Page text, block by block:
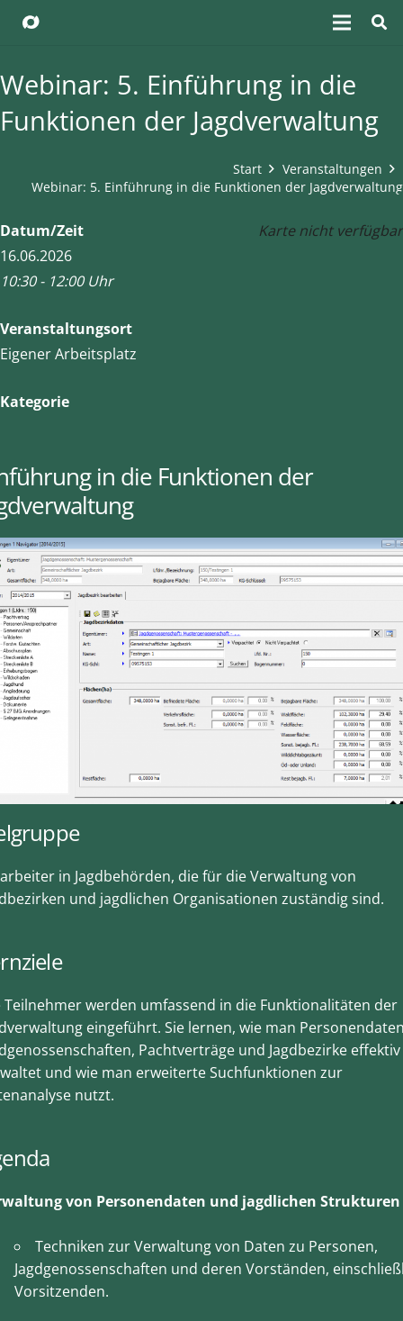
Webinar: 5. Einführung in die
Funktionen der Jagdverwaltung
Start
Veranstaltungen
Webinar: 5. Einführung in die Funktionen der Jagdverwaltung
Karte nicht verfügbar
Datum/Zeit
16.06.2026
10:30 - 12:00 Uhr
Veranstaltungsort
Eigener Arbeitsplatz
Kategorie
in die Funktionen der
in Jagdbehörden, die für die Verwaltung von
und jagdlichen Organisationen zuständig sind.
Teilnehmer werden umfassend in die Funktionalitäten der
eingeführt. Sie lernen, wie man
Pachtverträge und Jagdbezirke effektiv
und wie man erweiterte Suchfunktionen zur
nutzt.
von Personendaten und jagdlichen Strukturen
Techniken zur Verwaltung von Daten zu Personen,
Jagdgenossenschaften und deren Vorständen,
Vorsitzenden.